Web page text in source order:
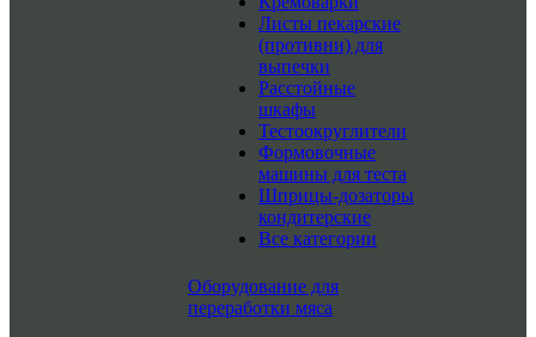
Листы пекарские
(противни) для
выпечки
Расстойные
шкафы
Тестоокруглители
Формовочные
машины для теста
Шприцы-дозаторы
кондитерские
Все категории
Оборудование для
переработки мяса